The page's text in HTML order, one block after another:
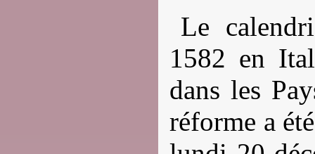
Le
1582 en
dans les
réforme a